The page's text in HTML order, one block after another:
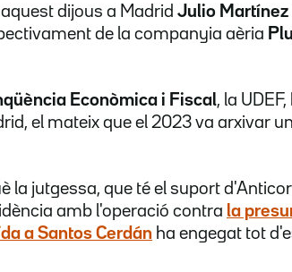
dijous a Madrid Julio Martínez
de la companyia aèria
Econòmica i Fiscal, la
el mateix que el 2023 va arxivar
la jutgessa, que té el suport
amb l'operació contra la
a Santos Cerdán ha engegat tot